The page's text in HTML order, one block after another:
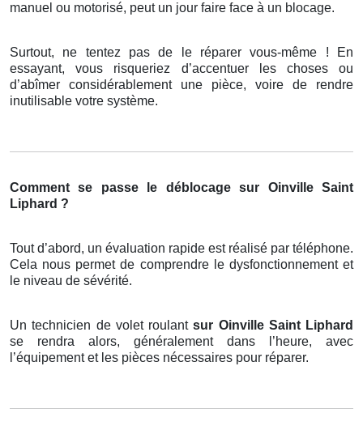
manuel ou motorisé, peut un jour faire face à un blocage.
Surtout, ne tentez pas de le réparer vous-même ! En
essayant, vous risqueriez d’accentuer les choses ou
d’abîmer considérablement une pièce, voire de rendre
inutilisable votre système.
Comment se passe le déblocage sur Oinville Saint
Liphard ?
Tout d’abord, un évaluation rapide est réalisé par téléphone.
Cela nous permet de comprendre le dysfonctionnement et
le niveau de sévérité.
Un technicien de volet roulantsur Oinville Saint Liphard
se rendra alors, généralement dans l’heure, avec
l’équipement et les pièces nécessaires pour réparer.